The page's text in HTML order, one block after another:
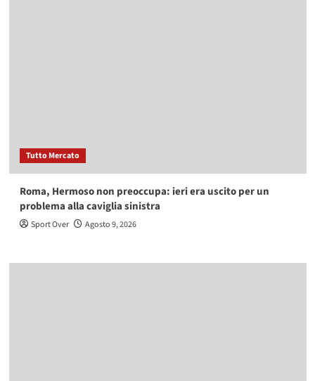
Tutto Mercato
Roma, Hermoso non preoccupa: ieri era uscito per un
problema alla caviglia sinistra
Sport Over Agosto 9, 2026